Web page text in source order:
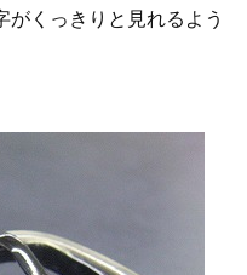
がくっきりと見れるよう